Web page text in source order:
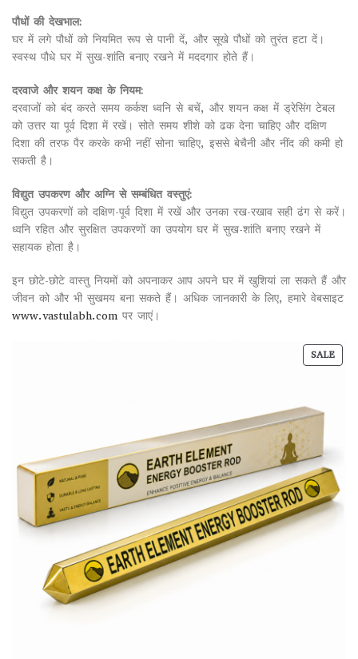
पौधों की देखभाल:
घर में लगे पौधों को नियमित रूप से पानी दें, और सूखे पौधों को तुरंत हटा दें।
स्वस्थ पौधे घर में सुख-शांति बनाए रखने में मददगार होते हैं।
दरवाजे और शयन कक्ष के नियम:
दरवाजों को बंद करते समय कर्कश ध्वनि से बचें, और शयन कक्ष में ड्रेसिंग टेबल
को उत्तर या पूर्व दिशा में रखें। सोते समय शीशे को ढक देना चाहिए और दक्षिण
दिशा की तरफ पैर करके कभी नहीं सोना चाहिए, इससे बेचैनी और नींद की कमी हो
सकती है।
विद्युत उपकरण और अग्नि से सम्बंधित वस्तुएं:
विद्युत उपकरणों को दक्षिण-पूर्व दिशा में रखें और उनका रख-रखाव सही ढंग से करें।
ध्वनि रहित और सुरक्षित उपकरणों का उपयोग घर में सुख-शांति बनाए रखने में
सहायक होता है।
इन छोटे-छोटे वास्तु नियमों को अपनाकर आप अपने घर में खुशियां ला सकते हैं और
जीवन को और भी सुखमय बना सकते हैं। अधिक जानकारी के लिए, हमारे वेबसाइट
www.vastulabh.com पर जाएं।
SALE